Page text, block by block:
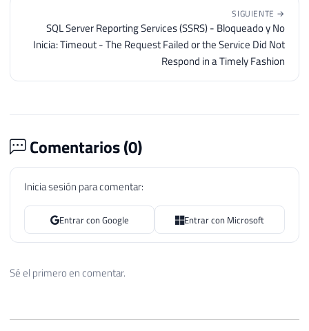
SIGUIENTE →
SQL Server Reporting Services (SSRS) - Bloqueado y No
Inicia: Timeout - The Request Failed or the Service Did Not
Respond in a Timely Fashion
Comentarios (0)
Inicia sesión para comentar:
Entrar con Google Entrar con Microsoft
Sé el primero en comentar.